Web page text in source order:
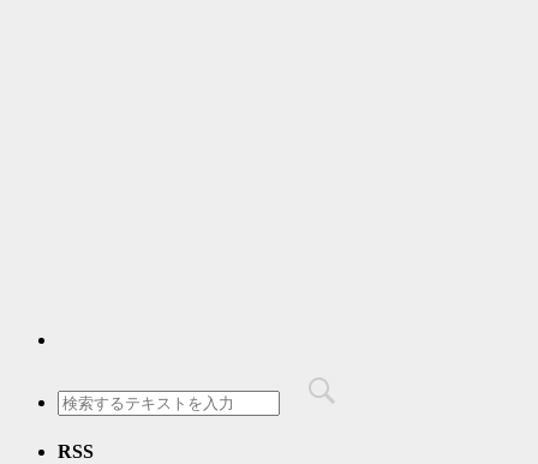
RSS